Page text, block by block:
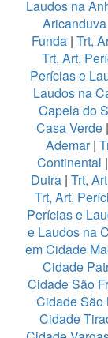
Laudos na
Aricanduva
Funda | Trt,
Trt, Art,
Perícias e
Laudos na
Capela do
Casa Verde |
Ademar|
Continental |
Dutra | Trt,
Trt, Art,
Perícias e
e Laudos na
em Cidade
Cidade
Cidade São
Cidade São
Cidade